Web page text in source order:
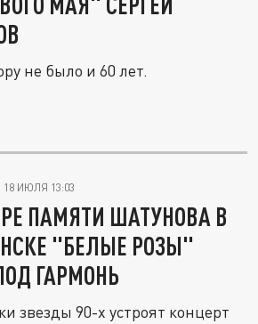
не было и 60 лет.
18 ИЮЛЯ 13:03
ПАМЯТИ ШАТУНОВА В
"БЕЛЫЕ РОЗЫ"
ГАРМОНЬ
звезды 90-х устроят концерт